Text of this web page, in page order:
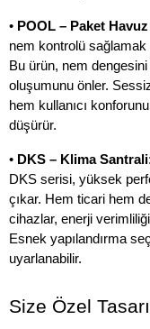
• POOL – Paket
nem kontrolü sağlamak
Bu ürün, nem
oluşumunu önler.
hem kullanıcı
düşürür.
• DKS – Klima Santrali
DKS serisi, yüksek
çıkar. Hem ticari hem
cihazlar, enerji
Esnek yapılandırma
uyarlanabilir.
Size Özel